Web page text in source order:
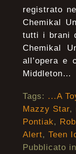
registrato
Chemikal
tutti i brani
Chemikal
all’opera e
Middleton…
Tags: ...A
Mazzy Star,
Pontiak,
Alert, Teen
Pubblicato in